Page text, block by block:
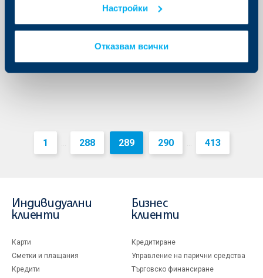
Настройки
Отказвам всички
1 ... 288 289 290 ... 413
Индивидуални
клиенти
Карти
Сметки и плащания
Кредити
Бизнес
клиенти
Кредитиране
Управление на парични средства
Търговско финансиране